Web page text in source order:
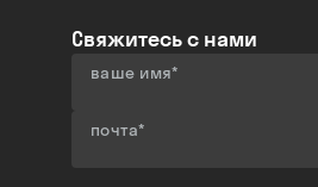
Свяжитесь с нами
ваше имя*
почта*